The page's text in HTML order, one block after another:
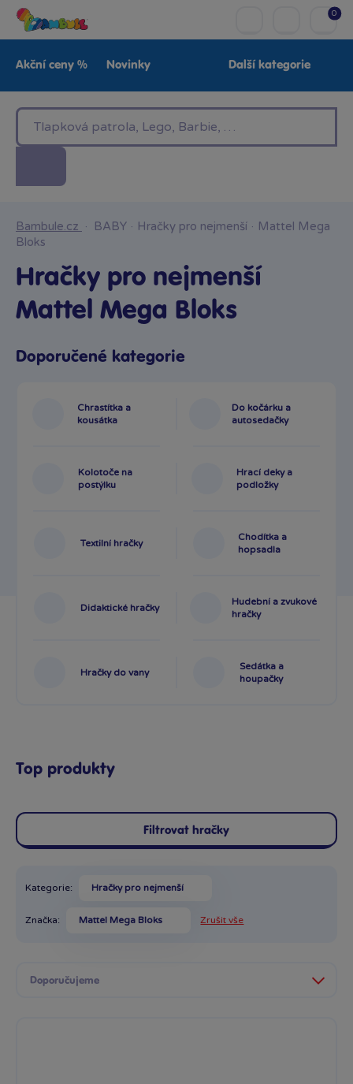
0
Akční ceny % Novinky
Baby Značky
Další kategorie
Bambule.cz · BABY · Hračky pro nejmenší · Mattel Mega
Bloks
Hračky pro nejmenší
Mattel Mega Bloks
Doporučené kategorie
Chrastítka a
kousátka
Do kočárku a
autosedačky
Kolotoče na
postýlku
Hrací deky a
podložky
Textilní hračky
Chodítka a
hopsadla
Didaktické hračky
Hudební a zvukové
hračky
Hračky do vany
Sedátka a
houpačky
Top produkty
Filtrovat hračky
Kategorie: Hračky pro nejmenší
Značka: Mattel Mega Bloks Zrušit vše